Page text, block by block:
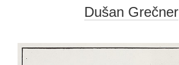
Dušan Grečner